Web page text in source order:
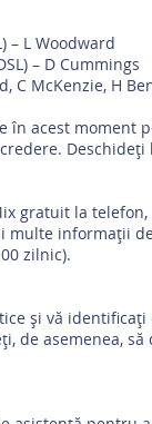
– L Woodward
– D Cummings
C McKenzie, H
acest moment
gratuit la
informații
zilnic).
și vă
de asemenea,